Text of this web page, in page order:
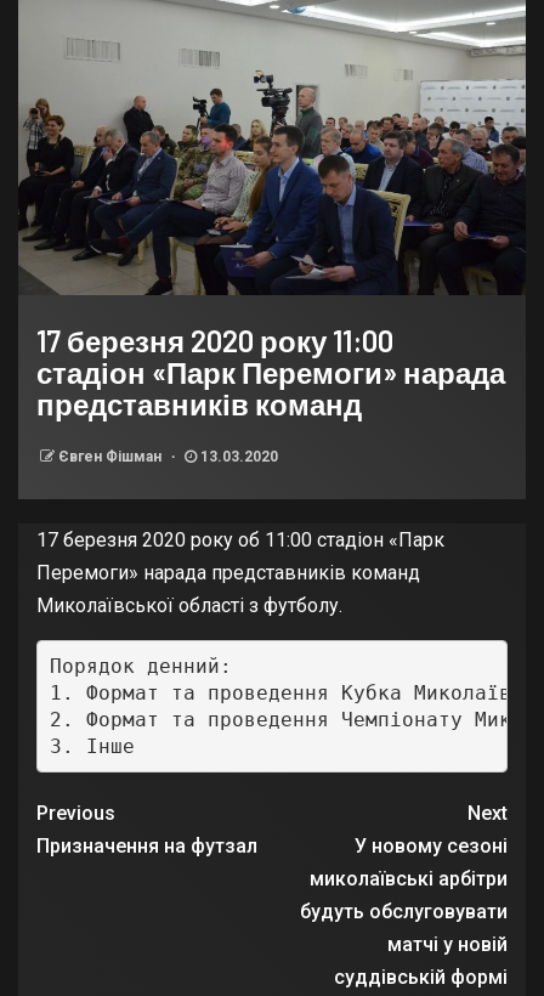
17 березня 2020 року 11:00
стадіон «Парк Перемоги» нарада
представників команд
Євген Фішман 13.03.2020
17 березня 2020 року об 11:00 стадіон «Парк
Перемоги» нарада представників команд
Миколаївської області з футболу.
Порядок денний:
1. Формат та проведення Кубка
2. Формат та проведення Чемпіонату
3. Інше
Previous
Призначення на футзал
Next
У новому сезоні
миколаївські арбітри
будуть обслуговувати
матчі у новій
суддівській формі